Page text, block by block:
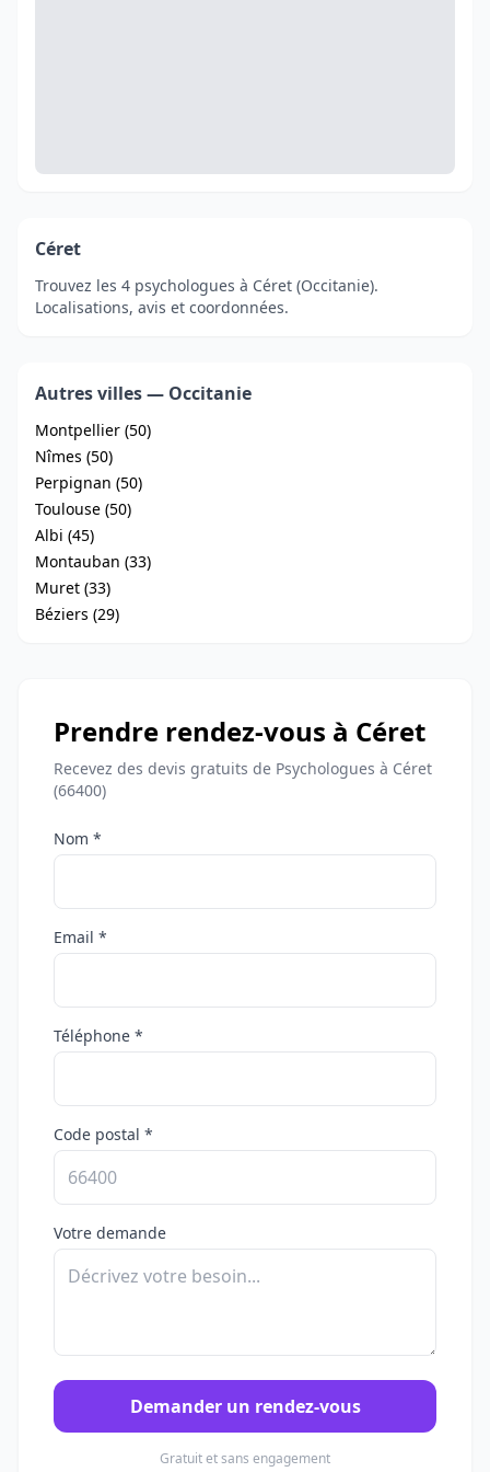
Céret
Trouvez les 4 psychologues à Céret (Occitanie).
Localisations, avis et coordonnées.
Autres villes — Occitanie
Montpellier (50)
Nîmes (50)
Perpignan (50)
Toulouse (50)
Albi (45)
Montauban (33)
Muret (33)
Béziers (29)
Prendre rendez-vous à Céret
Recevez des devis gratuits de Psychologues à Céret
(66400)
Nom *
Email *
Téléphone *
Code postal *
Votre demande
Demander un rendez-vous
Gratuit et sans engagement